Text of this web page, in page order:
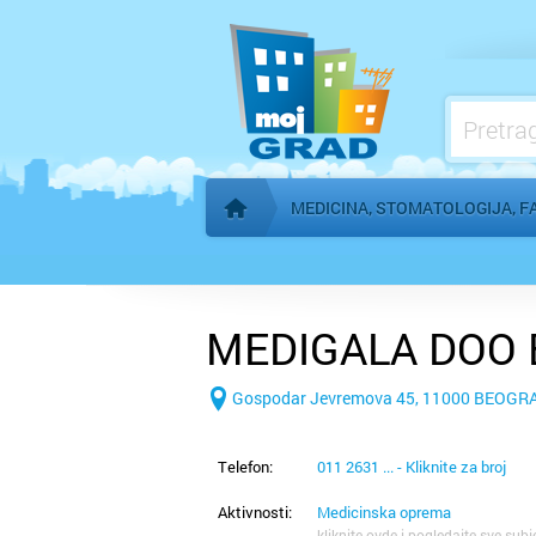
Početna stranica
MEDICINA, STOMATOLOGIJA,
Laboratorije, oprema i usluge
Lekari i lekarske ordinacije
Magnetna rezonanca
MEDIGALA DOO
Gospodar Jevremova 45, 11000
Telefon: 011 2631 ... - Kliknite za broj
Aktivnosti: Medicinska oprema